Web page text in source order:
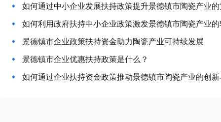
如何通过中小企业发展扶持政策提升景德镇市陶瓷产业
如何利用政府扶持中小企业政策激发景德镇市陶瓷产业
景德镇市企业政策扶持资金助力陶瓷产业可持续发展
景德镇市企业优惠扶持政策是什么？
如何通过企业扶持资金政策推动景德镇市陶瓷产业的创